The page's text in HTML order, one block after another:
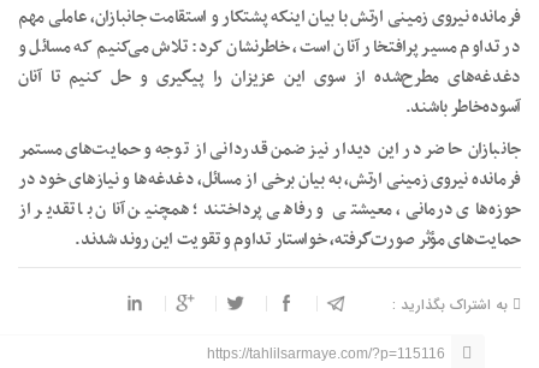
فرمانده نیروی زمینی ارتش با بیان اینکه پشتکار و استقامت جانبازان، عاملی مهم
در تداوم مسیر پرافتخار آنان است، خاطرنشان کرد: تلاش می‌کنیم که مسائل و
دغدغه‌های مطرح‌شده از سوی این عزیزان را پیگیری و حل کنیم تا آنان
آسوده‌خاطر باشند.
جانبازان حاضر در این دیدار نیز ضمن قدردانی از توجه و حمایت‌های مستمر
فرمانده نیروی زمینی ارتش، به بیان برخی از مسائل، دغدغه‌ها و نیازهای خود در
حوزه‌های درمانی، معیشتی و رفاهی پرداختند؛ همچنین آنان با تقدیر از
حمایت‌های مؤثر صورت‌گرفته، خواستار تداوم و تقویت این روند شدند.
به اشتراک بگذارید :
https://tahlilsarmaye.com/?p=115116